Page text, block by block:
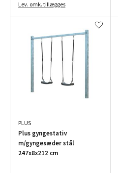
Lev. omk. tillægges
PLUS
Plus gyngestativ
m/gyngesæder stål
247x8x212 cm